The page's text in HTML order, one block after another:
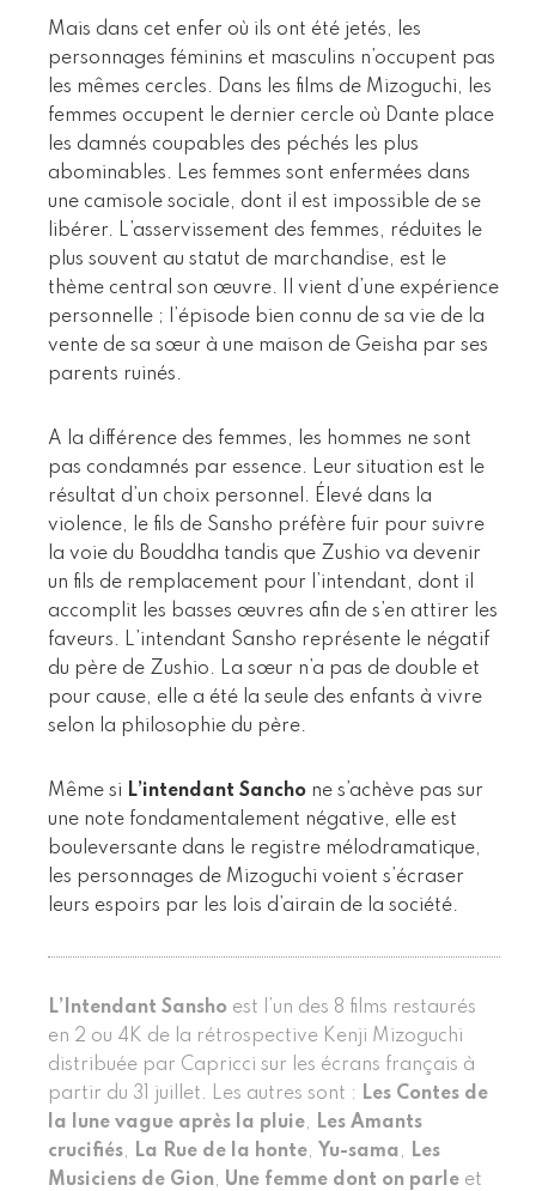
Mais dans cet enfer où ils ont été jetés, les
personnages féminins et masculins n’occupent pas
les mêmes cercles. Dans les films de Mizoguchi, les
femmes occupent le dernier cercle où Dante place
les damnés coupables des péchés les plus
abominables. Les femmes sont enfermées dans
une camisole sociale, dont il est impossible de se
libérer. L’asservissement des femmes, réduites le
plus souvent au statut de marchandise, est le
thème central son œuvre. Il vient d’une expérience
personnelle ; l’épisode bien connu de sa vie de la
vente de sa sœur à une maison de Geisha par ses
parents ruinés.
A la différence des femmes, les hommes ne sont
pas condamnés par essence. Leur situation est le
résultat d’un choix personnel. Élevé dans la
violence, le fils de Sansho préfère fuir pour suivre
la voie du Bouddha tandis que Zushio va devenir
un fils de remplacement pour l’intendant, dont il
accomplit les basses œuvres afin de s’en attirer les
faveurs. L’intendant Sansho représente le négatif
du père de Zushio. La sœur n’a pas de double et
pour cause, elle a été la seule des enfants à vivre
selon la philosophie du père.
Même si L’intendant Sancho ne s’achève pas sur
une note fondamentalement négative, elle est
bouleversante dans le registre mélodramatique,
les personnages de Mizoguchi voient s’écraser
leurs espoirs par les lois d’airain de la société.
L’Intendant Sansho est l’un des 8 films restaurés
en 2 ou 4K de la rétrospective Kenji Mizoguchi
distribuée par Capricci sur les écrans français à
partir du 31 juillet. Les autres sont : Les Contes de
la lune vague après la pluie, Les Amants
crucifiés, La Rue de la honte, Yu-sama, Les
Musiciens de Gion, Une femme dont on parle et